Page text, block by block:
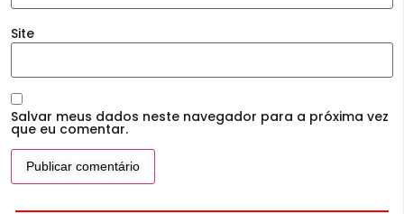
Site
Salvar meus dados neste navegador para a próxima vez
que eu comentar.